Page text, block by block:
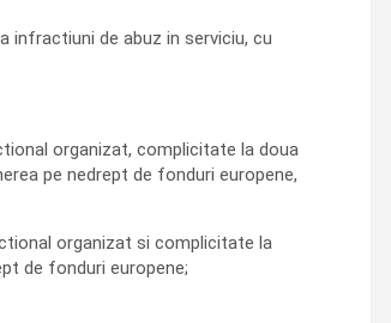
infractiuni de abuz in serviciu, cu
organizat, complicitate la doua
pe nedrept de fonduri europene,
organizat si complicitate la
de fonduri europene;